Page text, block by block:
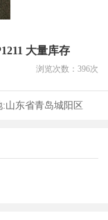
大量库存
浏览次数： 396次
:山东省青岛城阳区